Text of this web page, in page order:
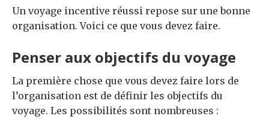
Un voyage incentive réussi repose sur une bonne
organisation. Voici ce que vous devez faire.
Penser aux objectifs du voyage
La première chose que vous devez faire lors de
l’organisation est de définir les objectifs du
voyage. Les possibilités sont nombreuses :